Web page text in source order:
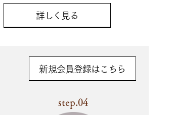
詳しく見る
新規会員登録はこちら
step.04